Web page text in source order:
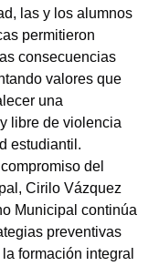
las y los alumnos
permitieron
consecuencias
valores que
una
libre de violencia
estudiantil.
del
Cirilo Vázquez
Municipal continúa
preventivas
formación integral